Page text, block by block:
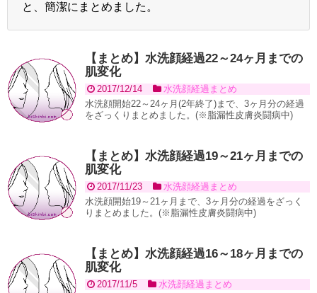
と、簡潔にまとめました。
【まとめ】水洗顔経過22～24ヶ月までの
肌変化
2017/12/14
水洗顔経過まとめ
水洗顔開始22～24ヶ月(2年終了)まで、3ヶ月分の経過
をざっくりまとめました。(※脂漏性皮膚炎闘病中)
【まとめ】水洗顔経過19～21ヶ月までの
肌変化
2017/11/23
水洗顔経過まとめ
水洗顔開始19～21ヶ月まで、3ヶ月分の経過をざっく
りまとめました。(※脂漏性皮膚炎闘病中)
【まとめ】水洗顔経過16～18ヶ月までの
肌変化
2017/11/5
水洗顔経過まとめ